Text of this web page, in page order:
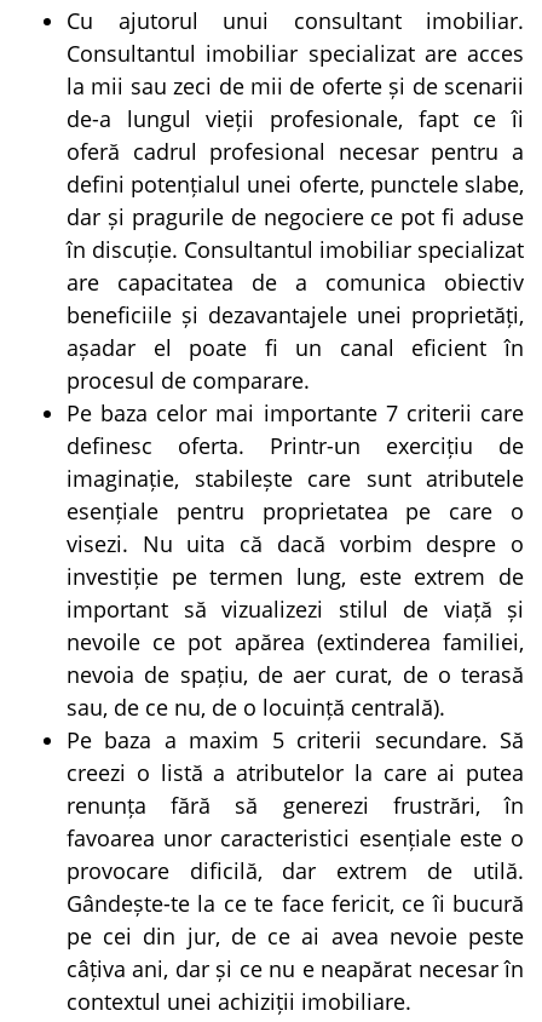
Cu ajutorul unui consultant imobiliar.
Consultantul imobiliar specializat are acces
la mii sau zeci de mii de oferte și de scenarii
de-a lungul vieții profesionale, fapt ce îi
oferă cadrul profesional necesar pentru a
defini potențialul unei oferte, punctele slabe,
dar și pragurile de negociere ce pot fi aduse
în discuție. Consultantul imobiliar specializat
are capacitatea de a comunica obiectiv
beneficiile și dezavantajele unei proprietăți,
așadar el poate fi un canal eficient în
procesul de comparare.
Pe baza celor mai importante 7 criterii care
definesc oferta. Printr-un exercițiu de
imaginație, stabilește care sunt atributele
esențiale pentru proprietatea pe care o
visezi. Nu uita că dacă vorbim despre o
investiție pe termen lung, este extrem de
important să vizualizezi stilul de viață și
nevoile ce pot apărea (extinderea familiei,
nevoia de spațiu, de aer curat, de o terasă
sau, de ce nu, de o locuință centrală).
Pe baza a maxim 5 criterii secundare. Să
creezi o listă a atributelor la care ai putea
renunța fără să generezi frustrări, în
favoarea unor caracteristici esențiale este o
provocare dificilă, dar extrem de utilă.
Gândește-te la ce te face fericit, ce îi bucură
pe cei din jur, de ce ai avea nevoie peste
câțiva ani, dar și ce nu e neapărat necesar în
contextul unei achiziții imobiliare.